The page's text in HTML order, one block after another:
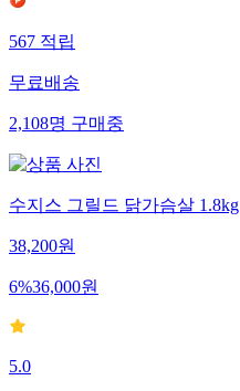
567적립
무료배송
2,108명구매중
수지스 그릴드 닭가슴살 1.8kg
38,200원
6%36,000원
5.0